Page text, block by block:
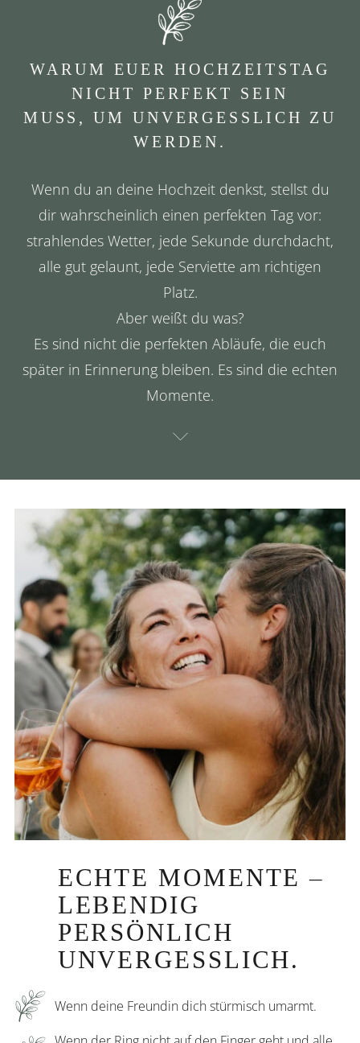
WARUM EUER HOCHZEITSTAG
NICHT PERFEKT SEIN
MUSS, UM UNVERGESSLICH ZU
WERDEN.
Wenn du an deine Hochzeit denkst, stellst du
dir wahrscheinlich einen perfekten Tag vor:
strahlendes Wetter, jede Sekunde durchdacht,
alle gut gelaunt, jede Serviette am richtigen
Platz.
Aber weißt du was?
Es sind nicht die perfekten Abläufe, die euch
später in Erinnerung bleiben. Es sind die echten
Momente.
ECHTE MOMENTE –
LEBENDIG
PERSÖNLICH
UNVERGESSLICH.
Wenn deine Freundin dich stürmisch umarmt.